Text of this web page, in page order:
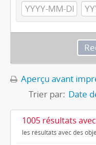
Aperçu avant
Trier par: Date
1005 résultats
les résultats avec des